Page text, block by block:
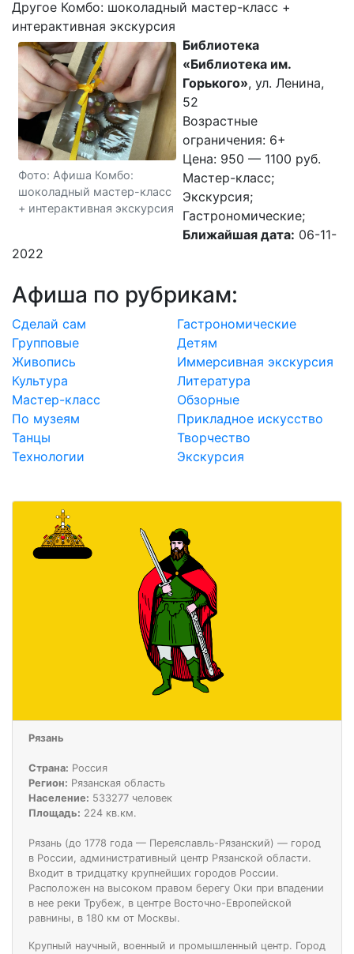
Другое Комбо: шоколадный мастер-класс +
интерактивная экскурсия
Фото: Афиша Комбо:
шоколадный мастер-класс
+ интерактивная экскурсия
Библиотека
«Библиотека им.
Горького», ул. Ленина,
52
Возрастные
ограничения: 6+
Цена: 950 — 1100 руб.
Мастер-класс;
Экскурсия;
Гастрономические;
Ближайшая дата: 06-11-
2022
Афиша по рубрикам:
Cделай сам
Гастрономические
Групповые
Детям
Живопись
Иммерсивная экскурсия
Культура
Литература
Мастер-класс
Обзорные
По музеям
Прикладное искусство
Танцы
Творчество
Технологии
Экскурсия
Рязань
Страна: Россия
Регион: Рязанская область
Население: 533277 человек
Площадь: 224 кв.км.
Рязань (до 1778 года — Переяславль-Рязанский) — город
в России, административный центр Рязанской области.
Входит в тридцатку крупнейших городов России.
Расположен на высоком правом берегу Оки при впадении
в нее реки Трубеж, в центре Восточно-Европейской
равнины, в 180 км от Москвы.
Крупный научный, военный и промышленный центр. Город